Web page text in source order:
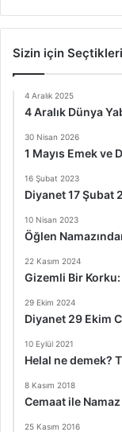
Sizin için
4 Aralık 2025
4 Aralık Dünya
30 Nisan 2026
1 Mayıs Emek ve
16 Şubat 2023
Diyanet 17 Şubat
10 Nisan 2023
Öğlen
22 Kasım 2024
Gizemli Bir
29 Ekim 2024
Diyanet 29 Ekim
10 Eylül 2021
Helal ne demek?
8 Kasım 2018
Cemaat ile Namaz
25 Kasım 2016